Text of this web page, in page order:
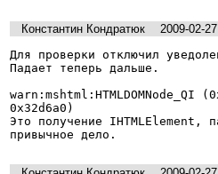
Константин Кондратюк
2009-02-
Для проверки отключил
Падает теперь дальше.
0x32d6a0)
Это получение IHTMLElement,
привычное дело.